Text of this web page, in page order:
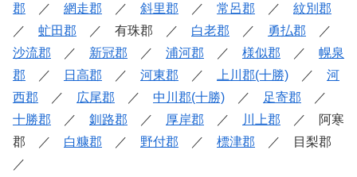
郡 ／ 網走郡 ／ 斜里郡 ／ 常呂郡 ／ 紋別郡
／ 虻田郡 ／ 有珠郡 ／ 白老郡 ／ 勇払郡 ／
沙流郡 ／ 新冠郡 ／ 浦河郡 ／ 様似郡 ／ 幌泉
郡 ／ 日高郡 ／ 河東郡 ／ 上川郡(十勝) ／ 河
西郡 ／ 広尾郡 ／ 中川郡(十勝) ／ 足寄郡 ／
十勝郡 ／ 釧路郡 ／ 厚岸郡 ／ 川上郡 ／ 阿寒
郡 ／ 白糠郡 ／ 野付郡 ／ 標津郡 ／ 目梨郡
／